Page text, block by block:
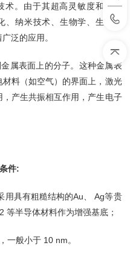
术。由于其超高灵敏度和选择
、纳米技术、生物学、生物医
泛的应用。
属表面上的分子。这种金属表
料（如空气）的界面上，激光
产生共振相互作用，产生电子
件:
用具有粗糙结构的Au、 Ag等贵
等半导体材料作为增强基底；
一般小于 10 nm。